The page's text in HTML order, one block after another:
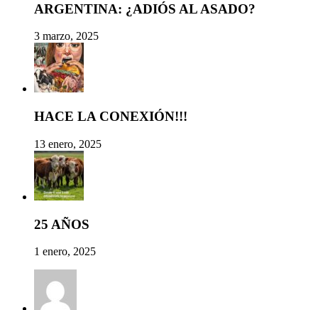
ARGENTINA: ¿ADIÓS AL ASADO?
3 marzo, 2025
HACE LA CONEXIÓN!!!
13 enero, 2025
25 AÑOS
1 enero, 2025